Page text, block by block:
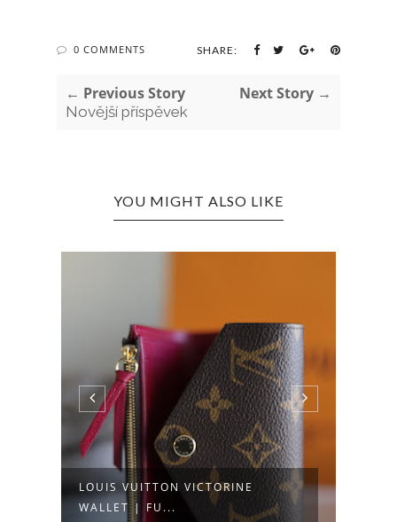
0 COMMENTS SHARE:
← Previous Story
Novější příspěvek
Next Story →
YOU MIGHT ALSO LIKE
LOUIS VUITTON VICTORINE
WALLET | FU...